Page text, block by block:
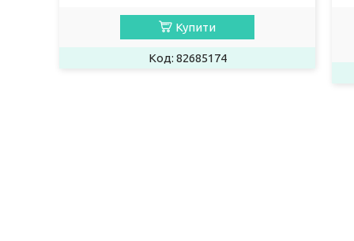
Купити
82685174